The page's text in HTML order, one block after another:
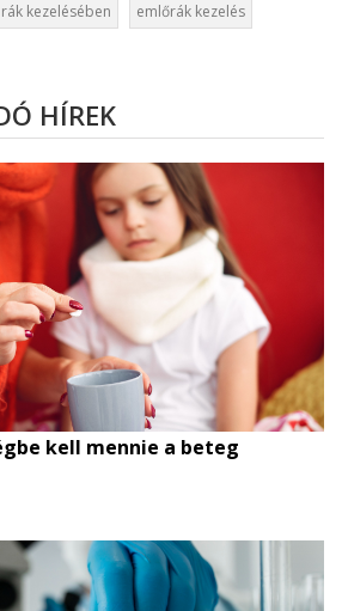
rák kezelésében
emlőrák kezelés
HÍREK
kell mennie a beteg